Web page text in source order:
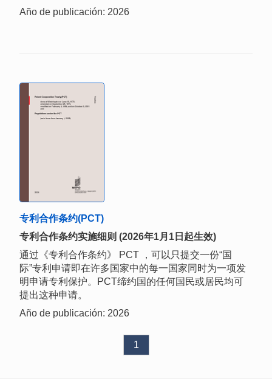
Año de publicación: 2026
专利合作条约(PCT)
专利合作条约实施细则 (2026年1月1日起生效)
通过《专利合作条约》 PCT ，可以只提交一份“国
际”专利申请即在许多国家中的每一国家同时为一项发
明申请专利保护。PCT缔约国的任何国民或居民均可
提出这种申请。
Año de publicación: 2026
1